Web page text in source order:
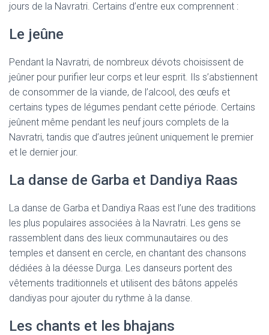
jours de la Navratri. Certains d’entre eux comprennent :
Le jeûne
Pendant la Navratri, de nombreux dévots choisissent de
jeûner pour purifier leur corps et leur esprit. Ils s’abstiennent
de consommer de la viande, de l’alcool, des œufs et
certains types de légumes pendant cette période. Certains
jeûnent même pendant les neuf jours complets de la
Navratri, tandis que d’autres jeûnent uniquement le premier
et le dernier jour.
La danse de Garba et Dandiya Raas
La danse de Garba et Dandiya Raas est l’une des traditions
les plus populaires associées à la Navratri. Les gens se
rassemblent dans des lieux communautaires ou des
temples et dansent en cercle, en chantant des chansons
dédiées à la déesse Durga. Les danseurs portent des
vêtements traditionnels et utilisent des bâtons appelés
dandiyas pour ajouter du rythme à la danse.
Les chants et les bhajans